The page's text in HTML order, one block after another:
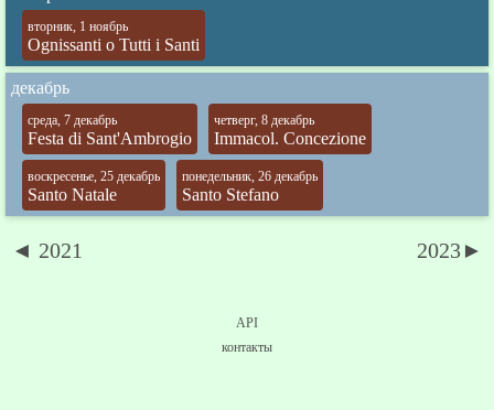
вторник, 1 ноябрь
Ognissanti o Tutti i Santi
декабрь
среда, 7 декабрь
Festa di Sant'Ambrogio
четверг, 8 декабрь
Immacol. Concezione
воскресенье, 25 декабрь
Santo Natale
понедельник, 26 декабрь
Santo Stefano
◄ 2021 2023►
API
контакты